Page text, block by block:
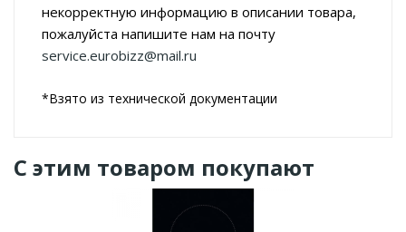
некорректную информацию в описании товара,
пожалуйста напишите нам на почту
service.eurobizz@mail.ru
*Взято из технической документации
С этим товаром покупают